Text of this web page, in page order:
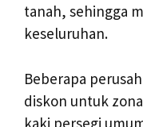
tanah, sehingga
keseluruhan.
Beberapa
diskon untuk
kaki persegi